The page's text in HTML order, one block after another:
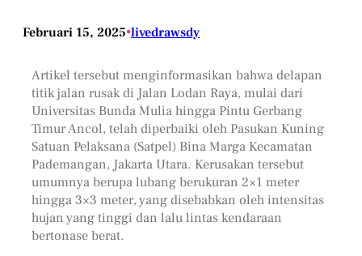
Februari 15, 2025•livedrawsdy
Artikel tersebut menginformasikan bahwa delapan
titik jalan rusak di Jalan Lodan Raya, mulai dari
Universitas Bunda Mulia hingga Pintu Gerbang
Timur Ancol, telah diperbaiki oleh Pasukan Kuning
Satuan Pelaksana (Satpel) Bina Marga Kecamatan
Pademangan, Jakarta Utara. Kerusakan tersebut
umumnya berupa lubang berukuran 2×1 meter
hingga 3×3 meter, yang disebabkan oleh intensitas
hujan yang tinggi dan lalu lintas kendaraan
bertonase berat.